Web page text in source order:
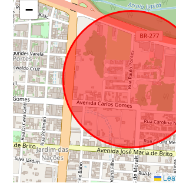
−